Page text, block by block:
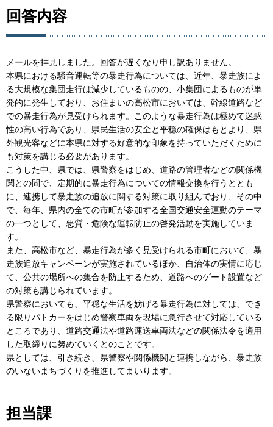
回答内容
メールを拝見しました。回答が遅くなり申し訳ありません。
本県における騒音運転等の暴走行為については、近年、暴走族によ
る大規模な集団走行は減少しているものの、小集団によるものが単
発的に発生しており、お住まいの高松市においては、幹線道路など
での暴走行為が見受けられます。このような暴走行為は極めて迷惑
性の高い行為であり、県民生活の安全と平穏の確保はもとより、県
外観光客などに本県に対する好意的な印象を持っていただくために
も対策を講じる必要があります。
こうした中、県では、県警察をはじめ、道路の管理者などの関係機
関との間で、定期的に暴走行為についての情報交換を行うととも
に、連携して暴走族の追放に関する対策に取り組んでおり、その中
で、毎年、県内の全ての市町が参加する全国交通安全運動のテーマ
の一つとして、悪質・危険な運転防止の啓発活動を実施していま
す。
また、高松市など、暴走行為が多く見受けられる市町において、暴
走族追放キャンペーンが実施されているほか、自治体の実情に応じ
て、公共の場所への集合を防止するため、道路へのゲート設置など
の対策も講じられています。
県警察においても、平穏な生活を妨げる暴走行為に対しては、でき
る限りパトカーをはじめ警察車両を現場に急行させて対応している
ところであり、道路交通法や道路運送車両法などの関係法令を適用
した取締りに努めていくとのことです。
県としては、引き続き、県警察や関係機関と連携しながら、暴走族
のいないまちづくりを推進してまいります。
担当課